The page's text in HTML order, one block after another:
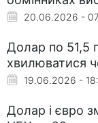
20.06.2026 -
Долар по 51,5
хвилюватися
19.06.2026 -
Долар і євро